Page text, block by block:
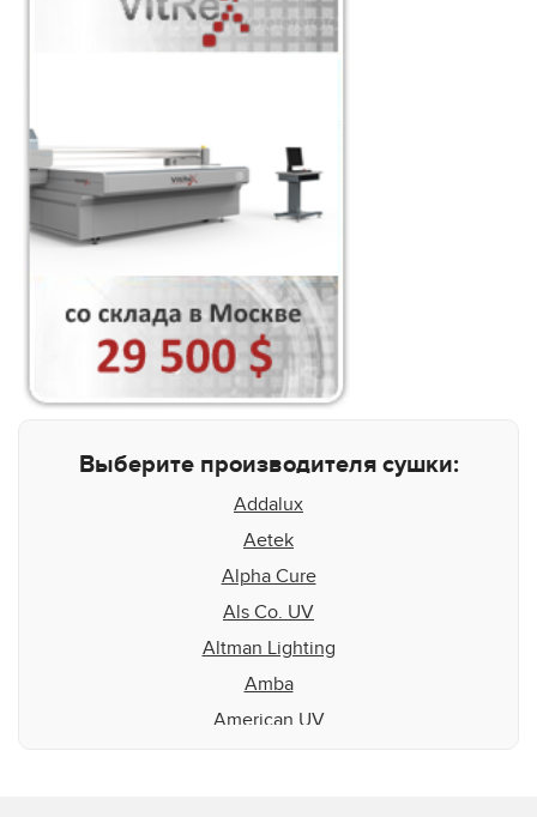
Выберите производителя сушки:
Addalux
Aetek
Alpha Cure
Als Co. UV
Altman Lighting
Amba
American UV